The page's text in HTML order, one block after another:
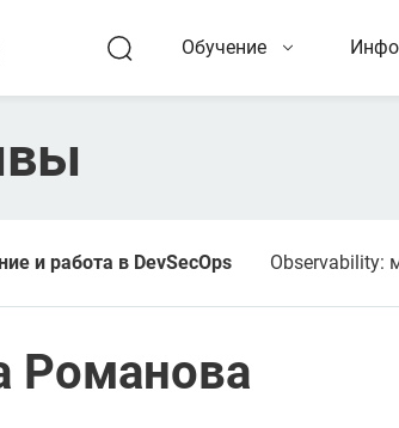
Обучение
и работа в DevSecOps Observability:
Романова